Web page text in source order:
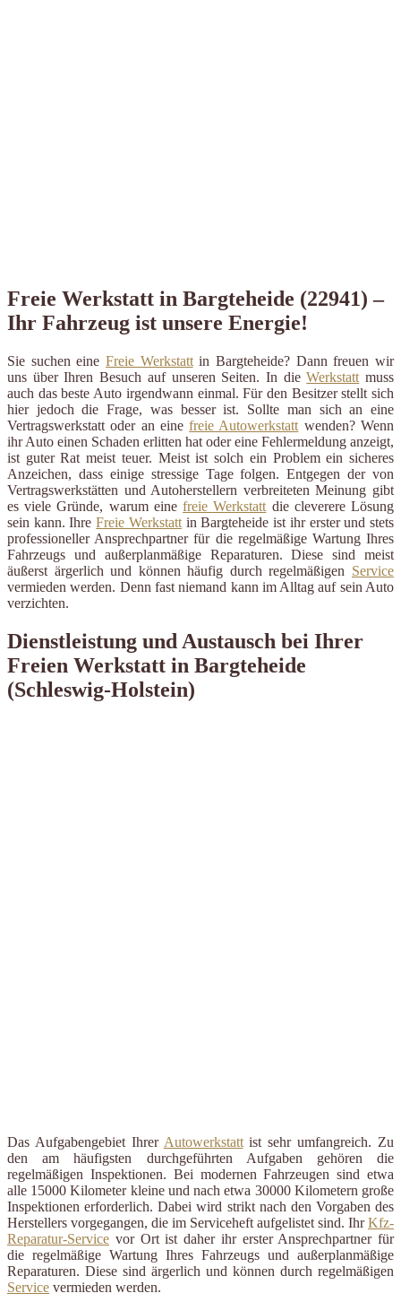
Freie Werkstatt in Bargteheide (22941) –
Ihr Fahrzeug ist unsere Energie!
Sie suchen eine Freie Werkstattin Bargteheide? Dann freuen wir
uns über Ihren Besuch auf unseren Seiten. In dieWerkstatt muss
auch das beste Auto irgendwann einmal. Für den Besitzer stellt sich
hier jedoch die Frage, was besser ist. Sollte man sich an eine
Vertragswerkstatt oder an einefreie Autowerkstatt wenden? Wenn
ihr Auto einen Schaden erlitten hat oder eine Fehlermeldung anzeigt,
ist guter Rat meist teuer. Meist ist solch ein Problem ein sicheres
Anzeichen, dass einige stressige Tage folgen. Entgegen der von
Vertragswerkstätten und Autoherstellern verbreiteten Meinung gibt
es viele Gründe, warum einefreie Werkstatt die cleverere Lösung
sein kann. IhreFreie Werkstattin Bargteheide ist ihr erster und stets
professioneller Ansprechpartner für die regelmäßige Wartung Ihres
Fahrzeugs und außerplanmäßige Reparaturen. Diese sind meist
äußerst ärgerlich und können häufig durch regelmäßigen Service
vermieden werden. Denn fast niemand kann im Alltag auf sein Auto
verzichten.
Dienstleistung und Austausch bei Ihrer
Freien Werkstatt in Bargteheide
(Schleswig-Holstein)
Das Aufgabengebiet Ihrer Autowerkstattist sehr umfangreich. Zu
den am häufigsten durchgeführten Aufgaben gehören die
regelmäßigen Inspektionen. Bei modernen Fahrzeugen sind etwa
alle 15000 Kilometer kleine und nach etwa 30000 Kilometern große
Inspektionen erforderlich. Dabei wird strikt nach den Vorgaben des
Herstellers vorgegangen, die im Serviceheft aufgelistet sind. IhrKfz-
Reparatur-Service vor Ort ist daher ihr erster Ansprechpartner für
die regelmäßige Wartung Ihres Fahrzeugs und außerplanmäßige
Reparaturen. Diese sind ärgerlich und können durch regelmäßigen
Service vermieden werden.